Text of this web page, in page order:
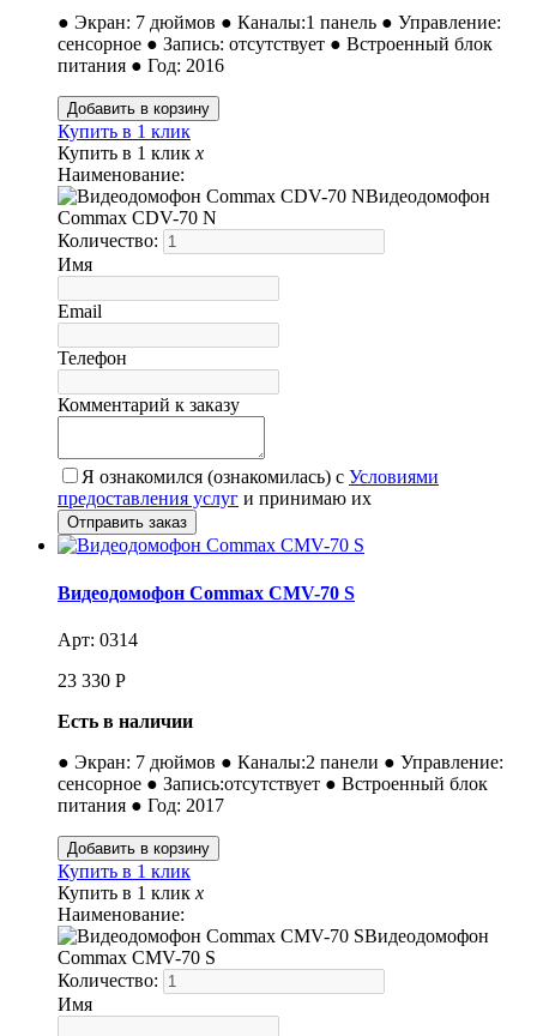
● Экран: 7 дюймов ● Каналы:1 панель ● Управление:
сенсорное ● Запись: отсутствует ● Встроенный блок
питания ● Год: 2016
Купить в 1 клик
Купить в 1 клик x
Наименование:
Видеодомофон
Commax CDV-70 N
Количество:
Имя
Email
Телефон
Комментарий к заказу
Я ознакомился (ознакомилась) с Условиями
предоставления услуг и принимаю их
Видеодомофон Commax CMV-70 S
Арт: 0314
23 330 Р
Есть в наличии
● Экран: 7 дюймов ● Каналы:2 панели ● Управление:
сенсорное ● Запись:отсутствует ● Встроенный блок
питания ● Год: 2017
Купить в 1 клик
Купить в 1 клик x
Наименование:
Видеодомофон
Commax CMV-70 S
Количество:
Имя